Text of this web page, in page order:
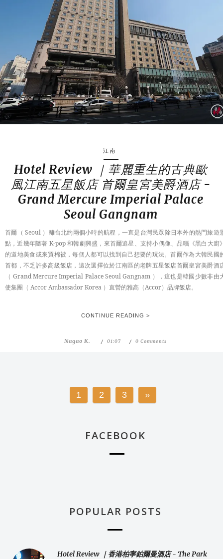
江南
Hotel Review ｜華麗重生的古典歐
風江南五星飯店 首爾皇宮美爵酒店 -
Grand Mercure Imperial Palace
Seoul Gangnam
首爾（ Seoul ）離台北約兩個小時的航程，一直是台灣民眾除日本外的熱門旅遊
點，近幾年隨著 K-pop 和韓劇興盛，來首爾追星、支持小偶像、品嚐《黑白大廚
的道地美食或來買棉被，每個人都可以找到自己想要的玩法。首爾作為大韓民國
首都，不乏許多高級飯店，這次選擇位於江南區的老牌五星飯店首爾皇宮美爵酒
（ Grand Mercure Imperial Palace Seoul Gangnam ），這也是韓國少數非由
使集團（ Accor Ambassador Korea ）直營的雅高（Accor）品牌飯店。
CONTINUE READING >
Nagao K. 01:07 0 Comments
1 2 3 »
FACEBOOK
POPULAR POSTS
Hotel Review ｜香港柏寧鉑爾曼酒店 - The Park